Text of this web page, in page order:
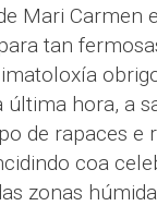
Mari Carmen
tan
última hora, a
de rapaces e
coa
zonas